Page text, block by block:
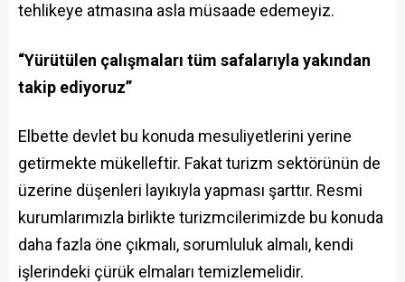
tehlikeye atmasına asla müsaade edemeyiz.
“Yürütülen çalışmaları tüm safalarıyla yakından
takip ediyoruz”
Elbette devlet bu konuda mesuliyetlerini yerine
getirmekte mükelleftir. Fakat turizm sektörünün de
üzerine düşenleri layıkıyla yapması şarttır. Resmi
kurumlarımızla birlikte turizmcilerimizde bu konuda
daha fazla öne çıkmalı, sorumluluk almalı, kendi
işlerindeki çürük elmaları temizlemelidir.